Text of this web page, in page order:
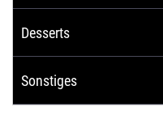
Desserts
Sonstiges